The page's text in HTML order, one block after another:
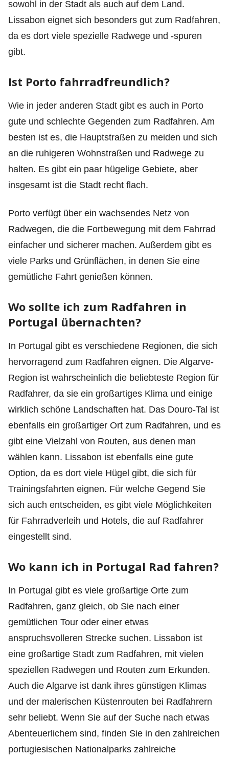
sowohl in der Stadt als auch auf dem Land.
Lissabon eignet sich besonders gut zum Radfahren,
da es dort viele spezielle Radwege und -spuren
gibt.
Ist Porto fahrradfreundlich?
Wie in jeder anderen Stadt gibt es auch in Porto
gute und schlechte Gegenden zum Radfahren. Am
besten ist es, die Hauptstraßen zu meiden und sich
an die ruhigeren Wohnstraßen und Radwege zu
halten. Es gibt ein paar hügelige Gebiete, aber
insgesamt ist die Stadt recht flach.
Porto verfügt über ein wachsendes Netz von
Radwegen, die die Fortbewegung mit dem Fahrrad
einfacher und sicherer machen. Außerdem gibt es
viele Parks und Grünflächen, in denen Sie eine
gemütliche Fahrt genießen können.
Wo sollte ich zum Radfahren in
Portugal übernachten?
In Portugal gibt es verschiedene Regionen, die sich
hervorragend zum Radfahren eignen. Die Algarve-
Region ist wahrscheinlich die beliebteste Region für
Radfahrer, da sie ein großartiges Klima und einige
wirklich schöne Landschaften hat. Das Douro-Tal ist
ebenfalls ein großartiger Ort zum Radfahren, und es
gibt eine Vielzahl von Routen, aus denen man
wählen kann. Lissabon ist ebenfalls eine gute
Option, da es dort viele Hügel gibt, die sich für
Trainingsfahrten eignen. Für welche Gegend Sie
sich auch entscheiden, es gibt viele Möglichkeiten
für Fahrradverleih und Hotels, die auf Radfahrer
eingestellt sind.
Wo kann ich in Portugal Rad fahren?
In Portugal gibt es viele großartige Orte zum
Radfahren, ganz gleich, ob Sie nach einer
gemütlichen Tour oder einer etwas
anspruchsvolleren Strecke suchen. Lissabon ist
eine großartige Stadt zum Radfahren, mit vielen
speziellen Radwegen und Routen zum Erkunden.
Auch die Algarve ist dank ihres günstigen Klimas
und der malerischen Küstenrouten bei Radfahrern
sehr beliebt. Wenn Sie auf der Suche nach etwas
Abenteuerlichem sind, finden Sie in den zahlreichen
portugiesischen Nationalparks zahlreiche